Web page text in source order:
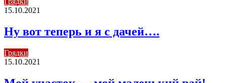
15.10.2021
Ну вот теперь и я с дачей….
Грядки
15.10.2021